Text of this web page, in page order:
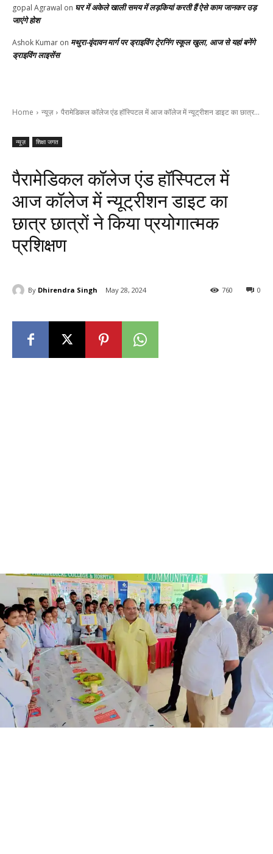
gopal Agrawal on घर में अकेले खाली समय में लड़कियां करती हैं ऐसे काम जानकर उड़
जाएंगे होश
Ashok Kumar on मथुरा-वृंदावन मार्ग पर ड्राइविंग टे्रनिंग स्कूल खुला, आज से यहां बनेंगे
ड्राइविंग लाइसेंस